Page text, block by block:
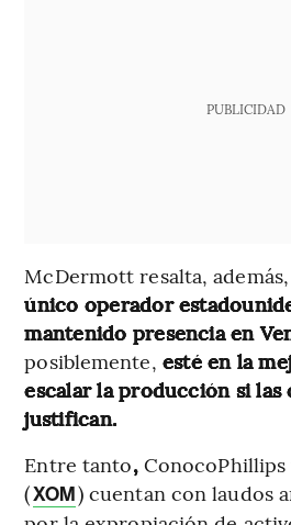
PUBLICIDAD
McDermott resalta,
único operador
mantenido presencia en
posiblemente, esté en la
escalar la producción si
justifican.
Entre tanto,ConocoPhillips
(XOM) cuentan con laudos